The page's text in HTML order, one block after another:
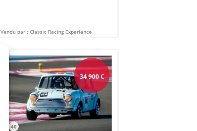
Vendu par : Classic Racing Experience
34 900€
40